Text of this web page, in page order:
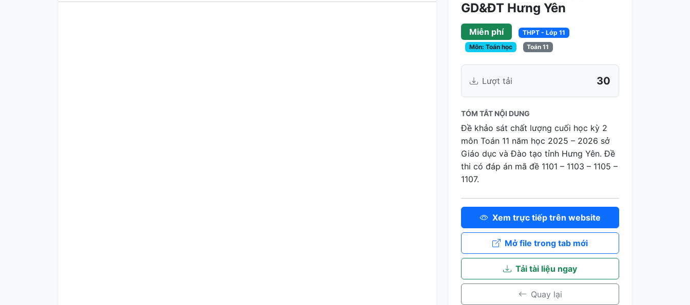
GD&ĐT Hưng Yên
Miễn phí
THPT - Lớp 11
Môn: Toán học
Toán 11
Lượt tải 30
TÓM TẮT NỘI DUNG
Đề khảo sát chất lượng cuối học kỳ 2
môn Toán 11 năm học 2025 – 2026 sở
Giáo dục và Đào tạo tỉnh Hưng Yên. Đề
thi có đáp án mã đề 1101 – 1103 – 1105 –
1107.
Xem trực tiếp trên website
Mở file trong tab mới
Tải tài liệu ngay
Quay lại